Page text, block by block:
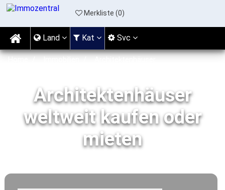
Architektenhäuser
weltweit kaufen oder
mieten
Merkliste (0)
Land Kat Svc